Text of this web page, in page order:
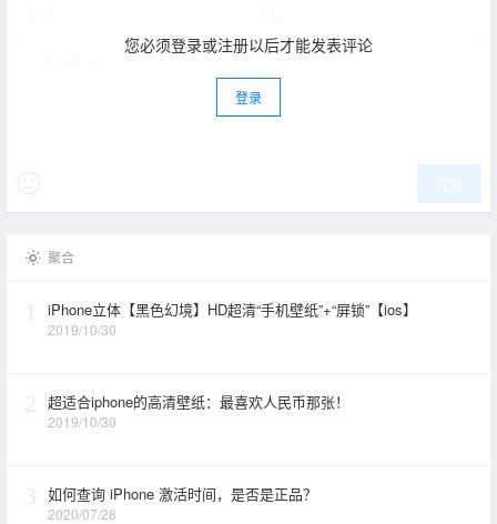
您必须登录或注册以后才能发表评论
登录
聚合
iPhone立体【黑色幻境】HD超清“手机壁纸”+“屏锁”【ios】
2019/10/30
超适合iphone的高清壁纸：最喜欢人民币那张！
2019/10/30
如何查询 iPhone 激活时间，是否是正品？
2020/07/28